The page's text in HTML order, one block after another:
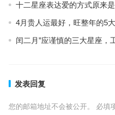
十二星座表达爱的方式原来
4月贵人运最好，旺整年的5大
闰二月”应谨慎的三大星座，
发表回复
您的邮箱地址不会被公开。 必填